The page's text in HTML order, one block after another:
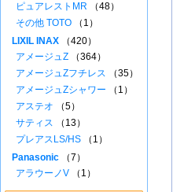
ピュアレストMR （48）
その他 TOTO （1）
LIXIL INAX （420）
アメージュZ （364）
アメージュZフチレス （35）
アメージュZシャワー （1）
アステオ （5）
サティス （13）
プレアスLS/HS （1）
Panasonic （7）
アラウーノV （1）